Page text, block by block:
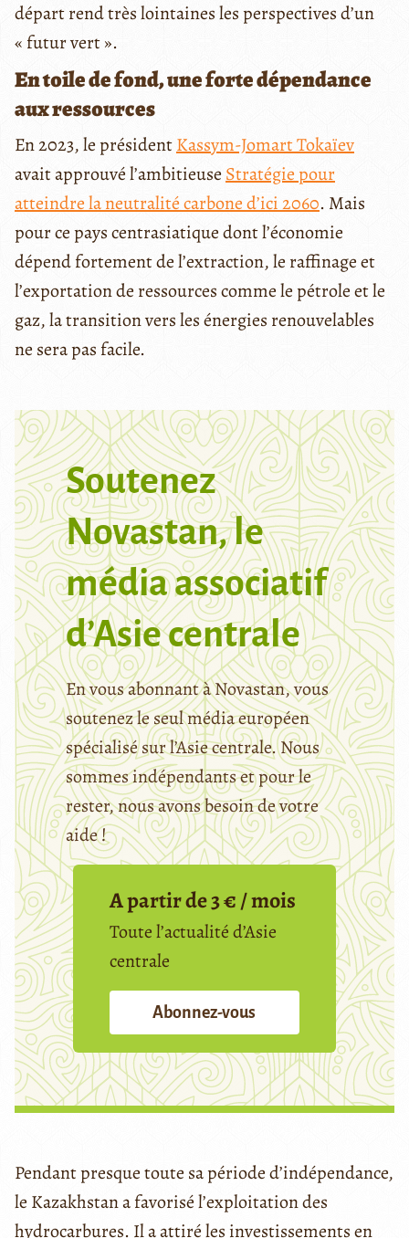
départ rend très lointaines les perspectives d’un
« futur vert ».
En toile de fond, une forte dépendance
aux ressources
En 2023, le présidentKassym-Jomart Tokaïev
avait approuvé l’ambitieuseStratégie pour
atteindre la neutralité carbone d’ici 2060. Mais
pour ce pays centrasiatique dont l’économie
dépend fortement de l’extraction, le raffinage et
l’exportation de ressources comme le pétrole et le
gaz, la transition vers les énergies renouvelables
ne sera pas facile.
Soutenez
Novastan, le
média associatif
d’Asie centrale
En vous abonnant à Novastan, vous
soutenez le seul média européen
spécialisé sur l’Asie centrale. Nous
sommes indépendants et pour le
rester, nous avons besoin de votre
aide !
A partir de 3 € / mois
Toute l’actualité d’Asie
centrale
Abonnez-vous
Pendant presque toute sa période d’indépendance,
le Kazakhstan a favorisé l’exploitation des
hydrocarbures. Il a attiré les investissements en